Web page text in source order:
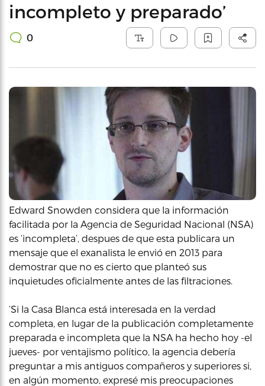
incompleto y preparado’
0
Edward Snowden considera que la información
facilitada por la Agencia de Seguridad Nacional (NSA)
es ‘incompleta’, despues de que esta publicara un
mensaje que el exanalista le envió en 2013 para
demostrar que no es cierto que planteó sus
inquietudes oficialmente antes de las filtraciones.
‘Si la Casa Blanca está interesada en la verdad
completa, en lugar de la publicación completamente
preparada e incompleta que la NSA ha hecho hoy -el
jueves- por ventajismo político, la agencia debería
preguntar a mis antiguos compañeros y superiores si,
en algún momento, expresé mis preocupaciones